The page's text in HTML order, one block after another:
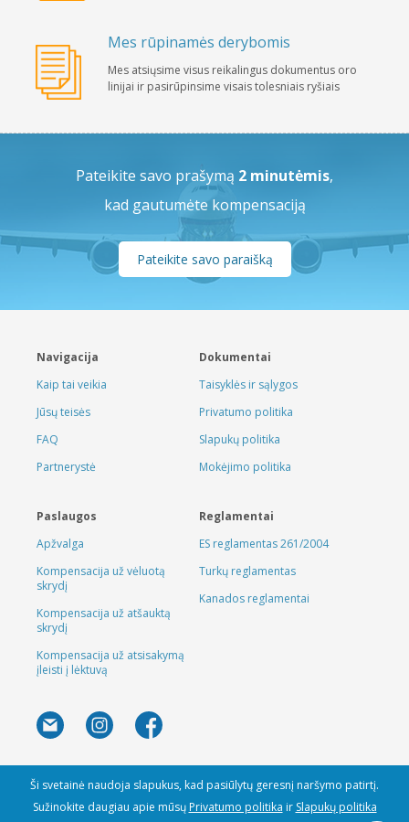
Mes rūpinamės derybomis
Mes atsiųsime visus reikalingus dokumentus oro
linijai ir pasirūpinsime visais tolesniais ryšiais
Pateikite savo prašymą 2 minutėmis,
kad gautumėte kompensaciją
Pateikite savo paraišką
Navigacija
Kaip tai veikia
Jūsų teisės
FAQ
Partnerystė
Dokumentai
Taisyklės ir sąlygos
Privatumo politika
Slapukų politika
Mokėjimo politika
Paslaugos
Apžvalga
Kompensacija už vėluotą
skrydį
Kompensacija už atšauktą
skrydį
Kompensacija už atsisakymą
įleisti į lėktuvą
Reglamentai
ES reglamentas 261/2004
Turkų reglamentas
Kanados reglamentai
Ši svetainė naudoja slapukus, kad pasiūlytų geresnį naršymo patirtį.
Sužinokite daugiau apie mūsų Privatumo politika ir Slapukų politika